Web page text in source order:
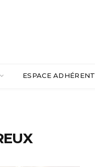
ESPACE ADHÉRENT